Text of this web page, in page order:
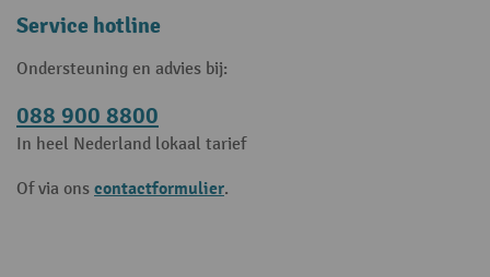
Service hotline
Ondersteuning en advies bij:
088 900 8800
In heel Nederland lokaal tarief
Of via ons contactformulier.